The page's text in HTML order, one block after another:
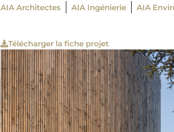
AIA Architectes AIA Ingénierie AIA
Télécharger la fiche projet